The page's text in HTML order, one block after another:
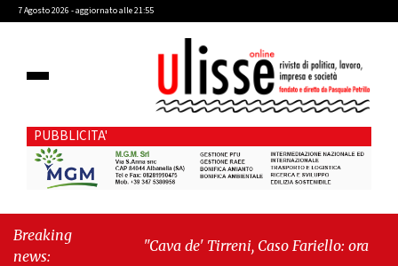
7 Agosto 2026 - aggiornato alle 21:55
PUBBLICITA'
Breaking
news:
"Cava de' Tirreni, Caso Fariello: ora torniamo